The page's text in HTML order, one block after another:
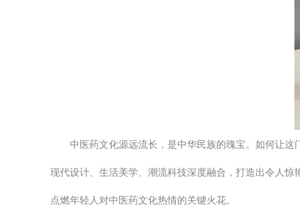
中医药文化源远流长，是中华民族的瑰宝。如何让
现代设计、生活美学、潮流科技深度融合，打造出令人
点燃年轻人对中医药文化热情的关键火花。